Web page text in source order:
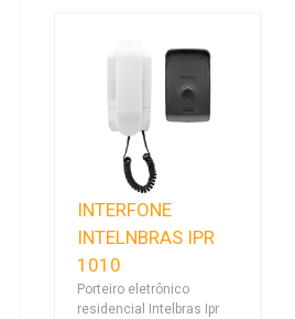
INTERFONE
INTELNBRAS IPR
1010
Porteiro eletrônico
residencial Intelbras Ipr